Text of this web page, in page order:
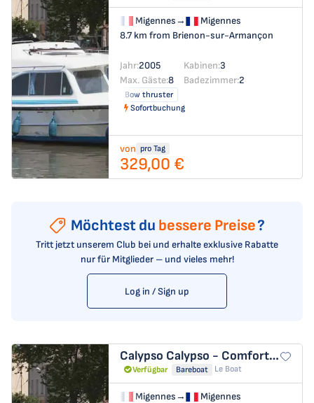
Migennes→
Migennes
8.7 km from Brienon-sur-Armançon
Jahr:2005 Kabinen:3
Max. Gäste:8 Badezimmer:2
Bow thruster
Sofortbuchung
von pro Tag
329,00 €
Möchtest du bessere Preise?
Tritt jetzt unserem Club bei und erhalte exklusive Rabatte
nur für Mitglieder – und vieles mehr!
Log in / Sign up
Calypso Calypso - Comfort 24
Verfügbar Bareboat Le Boat
Migennes→
Migennes